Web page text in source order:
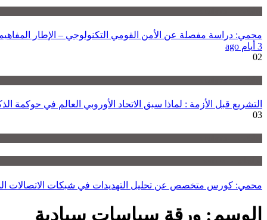
محمي: دراسة مفصلة عن الأمن القومي التكنولوجي – الإطار
3 أيام ago
02
التشريع قبل الأزمة : لماذا سبق الاتحاد الأوروبي العالم في حوكمة
03
محمي: كورس متخصص عن تحليل التهديدات في شبكات الاتصالات
الوسم: ورقة سياسات سيادية